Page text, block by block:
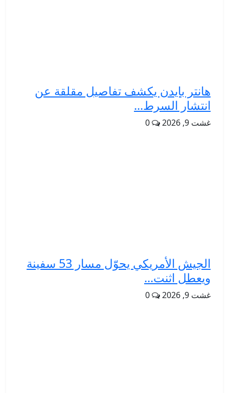
هانتر بايدن يكشف تفاصيل مقلقة عن
انتشار السرط...
غشت 9, 2026 0
الجيش الأمريكي يحوّل مسار 53 سفينة
ويعطل اثنت...
غشت 9, 2026 0